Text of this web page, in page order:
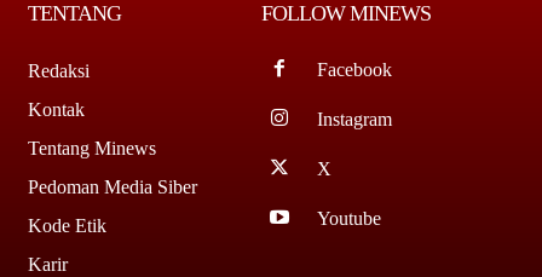
TENTANG
Redaksi
Kontak
Tentang Minews
Pedoman Media Siber
Kode Etik
Karir
FOLLOW MINEWS
Facebook
Instagram
X
Youtube